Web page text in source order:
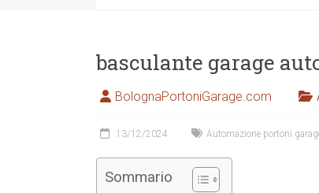
basculante garage
BolognaPortoniGarage.com
13/12/2024 Automazione portoni
Sommario